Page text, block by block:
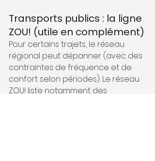
Transports publics : la ligne
ZOU! (utile en complément)
Pour certains trajets, le réseau
régional peut dépanner (avec des
contraintes de fréquence et de
confort selon périodes). Le réseau
ZOU! liste notamment des